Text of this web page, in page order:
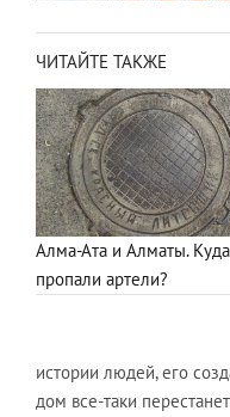
ЧИТАЙТЕ ТАКЖЕ
Алма-Ата и Алматы. Куда
пропали артели?
истории людей, его
дом все-таки